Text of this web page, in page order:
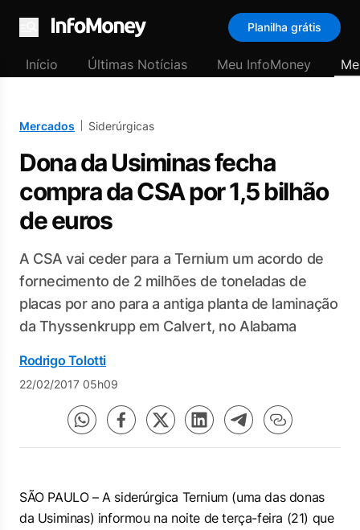
Menu
Planilha grátis
Início Últimas Notícias Meu InfoMoney
Mercados Siderúrgicas
Dona da Usiminas fecha
compra da CSA por 1,5 bilhão
de euros
A CSA vai ceder para a Ternium um acordo de
fornecimento de 2 milhões de toneladas de
placas por ano para a antiga planta de laminação
da Thyssenkrupp em Calvert, no Alabama
Rodrigo Tolotti
22/02/2017 05h09
SÃO PAULO – A siderúrgica Ternium (uma das donas
da Usiminas) informou na noite de terça-feira (21) que